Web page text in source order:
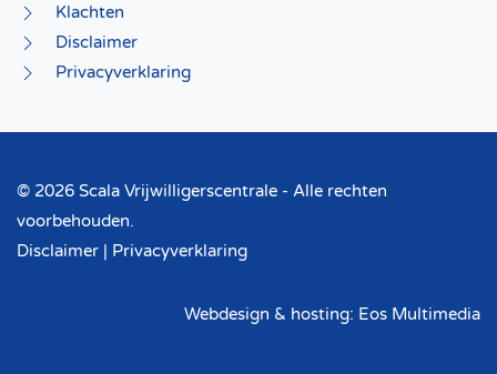
Klachten
Disclaimer
Privacyverklaring
© 2026 Scala Vrijwilligerscentrale - Alle rechten
voorbehouden.
Disclaimer | Privacyverklaring
Webdesign & hosting: Eos Multimedia